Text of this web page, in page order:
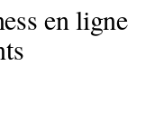
en ligne